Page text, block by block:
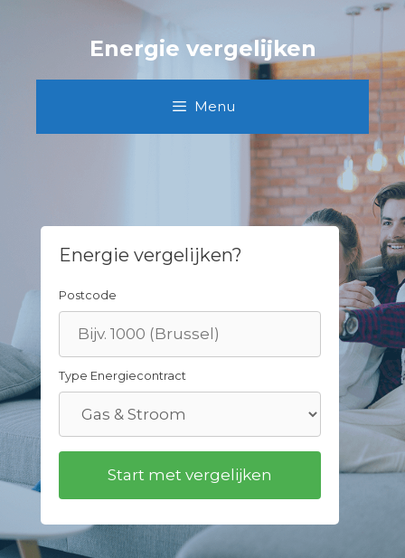
Energie vergelijken
Menu
Energie vergelijken?
Postcode
Type Energiecontract